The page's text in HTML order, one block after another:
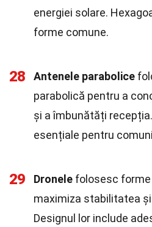
energiei solare.
forme comune.
28 Antenele parabolice
parabolică pentru a
și a îmbunătăți
esențiale pentru
29 Dronele folosesc
maximiza stabilitatea
Designul lor include